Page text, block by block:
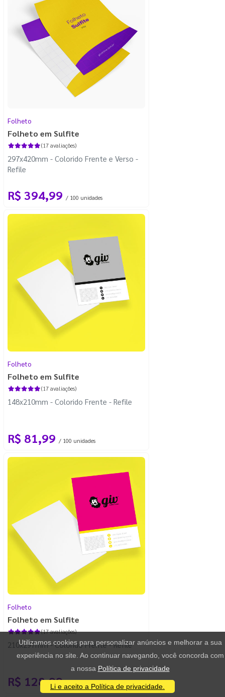
Folheto
Folheto em Sulfite
(17 avaliações)
297x420mm - Colorido Frente e Verso -
Refile
R$ 394,99 / 100 unidades
Folheto
Folheto em Sulfite
(17 avaliações)
148x210mm - Colorido Frente - Refile
R$ 81,99 / 100 unidades
Folheto
Folheto em Sulfite
(17 avaliações)
210x297mm - Colorido Frente - Refile
R$ 128,99 / 100 unidades
Utilizamos cookies para personalizar anúncios e melhorar a sua
experiência no site. Ao continuar navegando, você concorda com
a nossa Política de privacidade
Li e aceito a Política de privacidade.